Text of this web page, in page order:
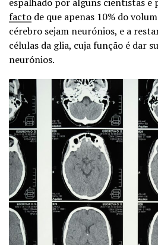
espalhado por alguns cientistas e
facto de que apenas 10% do
cérebro sejam neurónios, e a
células da glia, cuja função é dar
neurónios.